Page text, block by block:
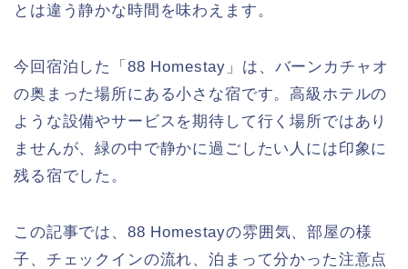
とは違う静かな時間を味わえます。
今回宿泊した「88 Homestay」は、バーンカチャオ
の奥まった場所にある小さな宿です。高級ホテルの
ような設備やサービスを期待して行く場所ではあり
ませんが、緑の中で静かに過ごしたい人には印象に
残る宿でした。
この記事では、88 Homestayの雰囲気、部屋の様
子、チェックインの流れ、泊まって分かった注意点